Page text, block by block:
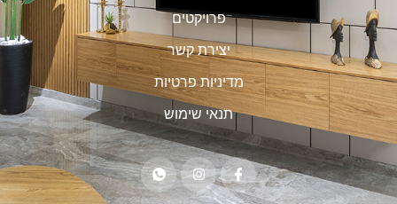
פרויקטים
יצירת קשר
מדיניות פרטיות
תנאי שימוש